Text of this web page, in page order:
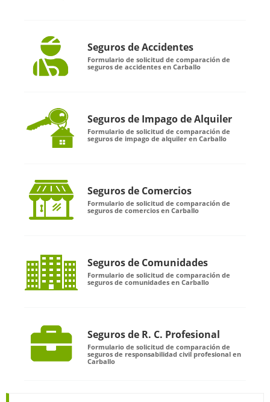
Seguros de Accidentes
Formulario de solicitud de comparación de
seguros de accidentes en Carballo
Seguros de Impago de Alquiler
Formulario de solicitud de comparación de
seguros de impago de alquiler en Carballo
Seguros de Comercios
Formulario de solicitud de comparación de
seguros de comercios en Carballo
Seguros de Comunidades
Formulario de solicitud de comparación de
seguros de comunidades en Carballo
Seguros de R. C. Profesional
Formulario de solicitud de comparación de
seguros de responsabilidad civil profesional en
Carballo